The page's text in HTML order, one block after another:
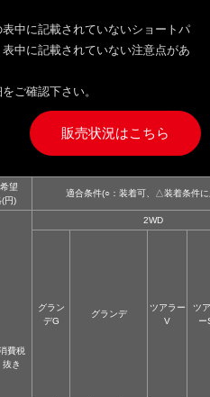
中に記載されていないショートパ
中に記載されていない注意点があ
ご確認下さい。
販売状況はこちら
望
円)
適合条件(○：装着可、△装着条件
費税
抜き
2WD
グラン
デG
グランデ
ツアラー
V
ツ
ー